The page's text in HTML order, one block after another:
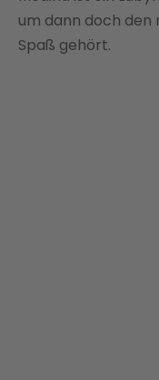
um dann doch den
Spaß gehört.